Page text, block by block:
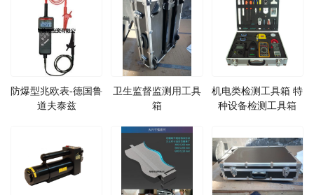
防爆型兆欧表-德国鲁
道夫泰兹
卫生监督监测用工具
箱
机电类检测工具箱 特
种设备检测工具箱